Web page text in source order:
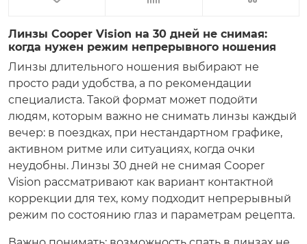
Линзы Cooper Vision на 30 дней не снимая:
когда нужен режим непрерывного ношения
Линзы длительного ношения выбирают не
просто ради удобства, а по рекомендации
специалиста. Такой формат может подойти
людям, которым важно не снимать линзы каждый
вечер: в поездках, при нестандартном графике,
активном ритме или ситуациях, когда очки
неудобны. Линзы 30 дней не снимая Cooper
Vision рассматривают как вариант контактной
коррекции для тех, кому подходит непрерывный
режим по состоянию глаз и параметрам рецепта.